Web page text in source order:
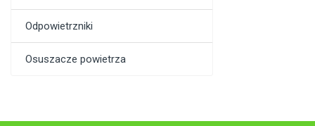
Odpowietrzniki
Osuszacze powietrza